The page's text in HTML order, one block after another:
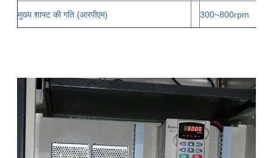
मुख्य शाफ्ट की गति (आरपीएम) 300~800rpm